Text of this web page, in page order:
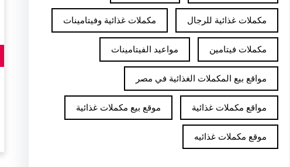
مكملات غذائية للرجال مكملات غذائية وفيتامينات
مكملات فيتامين مواعيد الفيتامينات
مواقع بيع المكملات الغذائية في مصر
مواقع مكملات غذائية موقع بيع مكملات غذائية
موقع مكملات غذائيه